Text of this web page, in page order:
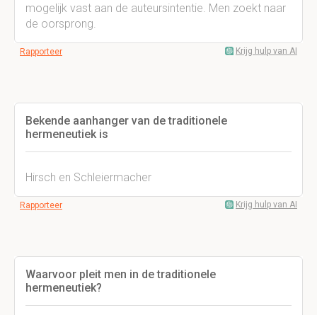
mogelijk vast aan de auteursintentie. Men zoekt naar
de oorsprong.
Rapporteer Krijg hulp van AI
Bekende aanhanger van de traditionele
hermeneutiek is
Hirsch en Schleiermacher
Rapporteer Krijg hulp van AI
Waarvoor pleit men in de traditionele
hermeneutiek?